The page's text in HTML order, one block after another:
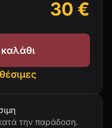
30 €
την παράδοση.